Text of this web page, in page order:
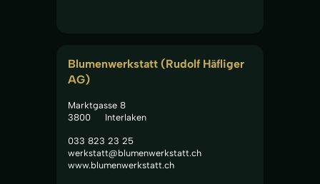
Blumenwerkstatt (Rudolf Häfliger
AG)
Marktgasse 8
3800
Interlaken
033 823 23 25
werkstatt@blumenwerkstatt.ch
www.blumenwerkstatt.ch